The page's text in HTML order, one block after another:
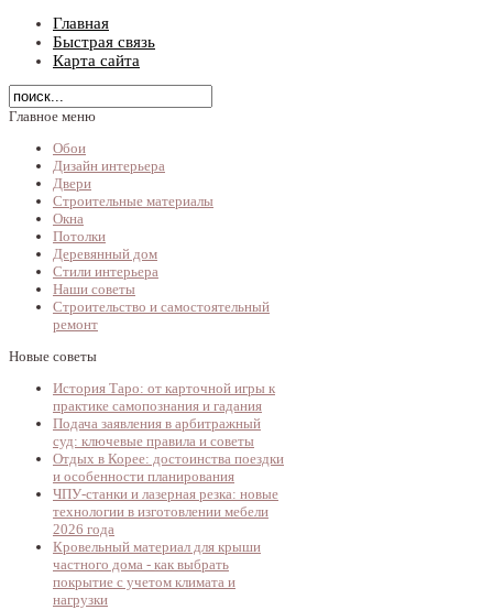
Главная
Быстрая связь
Карта сайта
Главное меню
Обои
Дизайн интерьера
Двери
Строительные материалы
Окна
Потолки
Деревянный дом
Стили интерьера
Наши советы
Строительство и самостоятельный
ремонт
Новые советы
История Таро: от карточной игры к
практике самопознания и гадания
Подача заявления в арбитражный
суд: ключевые правила и советы
Отдых в Корее: достоинства поездки
и особенности планирования
ЧПУ-станки и лазерная резка: новые
технологии в изготовлении мебели
2026 года
Кровельный материал для крыши
частного дома - как выбрать
покрытие с учетом климата и
нагрузки